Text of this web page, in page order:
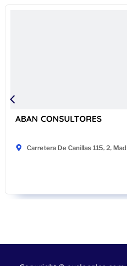
ABAN CONSULTORES
Carretera De Canillas 115, 2,